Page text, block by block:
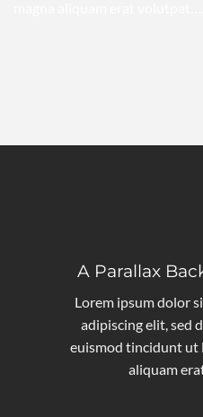
A Parallax
Lorem ipsum dolor
adipiscing elit, sed
euismod tincidunt ut
aliquam